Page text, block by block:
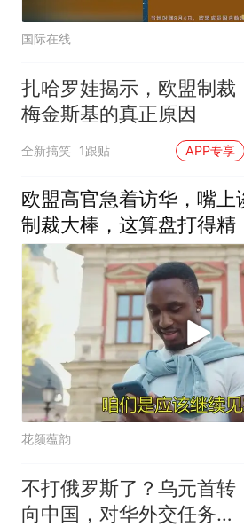
国际在线
扎哈罗娃揭示，欧盟制裁
梅金斯基的真正原因
全新搞笑 1跟贴 APP专享
欧盟高官急着访华，嘴上
制裁大棒，这算盘打得精
花颜蕴韵
不打俄罗斯了？乌元首转
向中国，对华外交任务下